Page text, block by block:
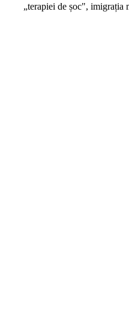
„terapiei de șoc", imigrația